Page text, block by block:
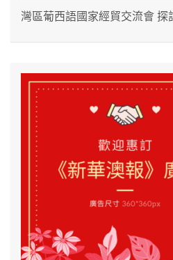
灣區葡西語國家經貿交流會